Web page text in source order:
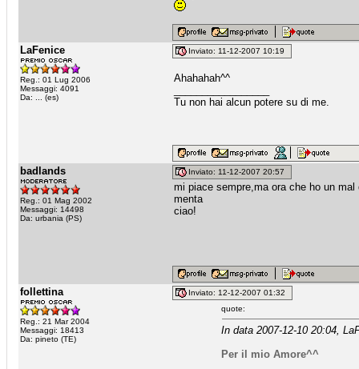
LaFenice
Reg.: 01 Lug 2006
Messaggi: 4091
Da: ... (es)
Inviato: 11-12-2007 10:19
Ahahahah^^
Tu non hai alcun potere su di me.
badlands
Reg.: 01 Mag 2002
Messaggi: 14498
Da: urbania (PS)
Inviato: 11-12-2007 20:57
mi piace sempre,ma ora che ho un
menta
ciao!
follettina
Reg.: 21 Mar 2004
Messaggi: 18413
Da: pineto (TE)
Inviato: 12-12-2007 01:32
quote:
In data 2007-12-10 20:04,
Per il mio Amore^^